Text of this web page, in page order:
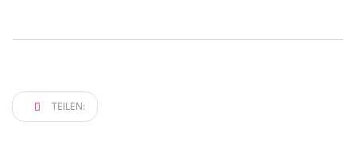
TEILEN: